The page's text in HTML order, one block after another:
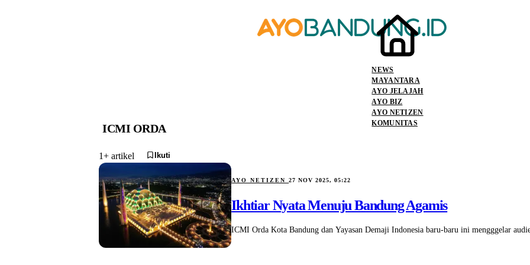
NEWS
MAYANTARA
AYO JELAJAH
AYO BIZ
AYO NETIZEN
KOMUNITAS
ICMI ORDA
1+ artikel Ikuti
AYO NETIZEN27 NOV 2025, 05:22
Ikhtiar Nyata Menuju Bandung Agamis
ICMI Orda Kota Bandung dan Yayasan Demaji Indonesia baru-baru ini mengggelar